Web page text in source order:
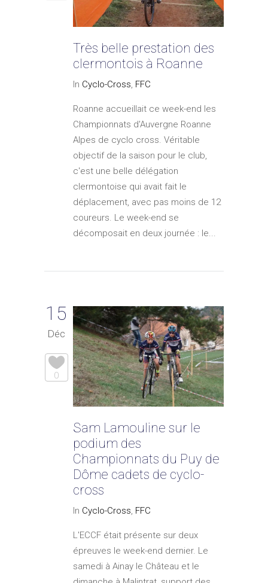
Très belle prestation des
clermontois à Roanne
In Cyclo-Cross, FFC
Roanne accueillait ce week-end les
Championnats d'Auvergne Roanne
Alpes de cyclo cross. Véritable
objectif de la saison pour le club,
c'est une belle délégation
clermontoise qui avait fait le
déplacement, avec pas moins de 12
coureurs. Le week-end se
décomposait en deux journée : le...
15
Déc
0
Sam Lamouline sur le
podium des
Championnats du Puy de
Dôme cadets de cyclo-
cross
In Cyclo-Cross, FFC
L'ECCF était présente sur deux
épreuves le week-end dernier. Le
samedi à Ainay le Château et le